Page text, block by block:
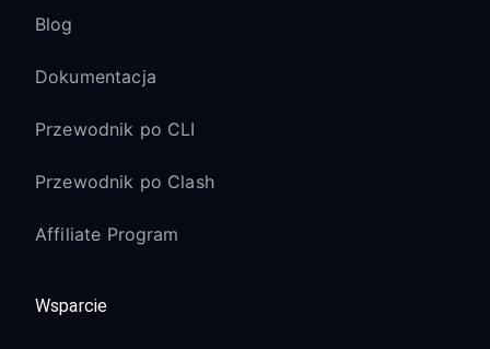
Blog
Dokumentacja
Przewodnik po CLI
Przewodnik po Clash
Affiliate Program
Wsparcie